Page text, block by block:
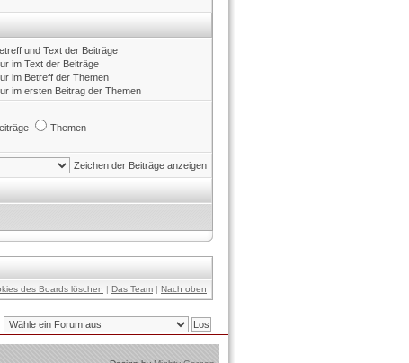
und Text der Beiträge
im Text der Beiträge
im Betreff der Themen
im ersten Beitrag der Themen
Themen
Zeichen der Beiträge anzeigen
des Boards löschen | Das Team | Nach oben